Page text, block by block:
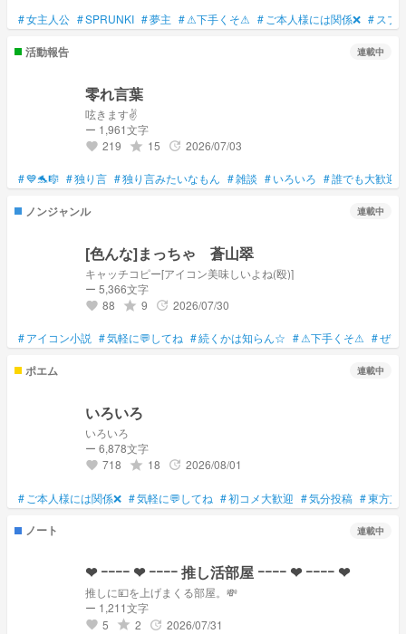
#女主人公 #SPRUNKI #夢主 #⚠下手くそ⚠ # ご本人様には関係❌ # スプ
活動報告 連載中
零れ言葉
呟きます✌
ー 1,961文字
favorite 219 grade 15 update 2026/07/03
#💙🐬🎼 #独り言 #独り言みたいなもん #雑談 #いろいろ #誰でも大歓迎
ノンジャンル 連載中
[色んな]まっちゃ 蒼山翠
キャッチコピー[アイコン美味しいよね(殴)]
ー 5,366文字
favorite 88 grade 9 update 2026/07/30
#アイコン小説 #気軽に💬してね #続くかは知らん☆ #⚠下手くそ⚠ #ぜろ
ポエム 連載中
いろいろ
いろいろ
ー 6,878文字
favorite 718 grade 18 update 2026/08/01
# ご本人様には関係❌ #気軽に💬してね #初コメ大歓迎 #気分投稿 #東方立
ノート 連載中
❤︎‬ ｰｰｰｰ ‪‪❤︎‬ ｰｰｰｰ ‪‪推し活部屋‪‪‬ ｰｰｰｰ ‪‪❤︎‬ ｰｰｰｰ ❤︎
推しに💴を上げまくる部屋。💸
ー 1,211文字
favorite 5 grade 2 update 2026/07/31